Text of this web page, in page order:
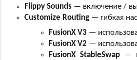
Flippy Sounds — включение /
Customize Routing — гибкая
FusionX V3—
FusionX V2 —
FusionX StableSwap—